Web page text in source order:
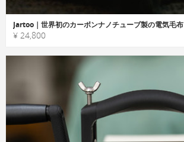
Jartoo｜世界初のカーボンナノチューブ製の電気毛布
¥ 24,800